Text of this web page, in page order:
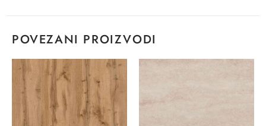
POVEZANI PROIZVODI